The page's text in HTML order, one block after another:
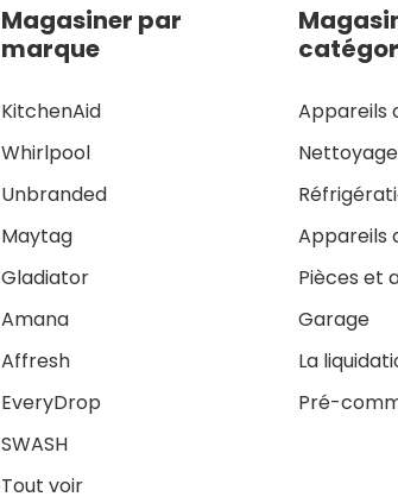
Magasiner par
marque
KitchenAid
Whirlpool
Unbranded
Maytag
Gladiator
Amana
Affresh
EveryDrop
SWASH
Tout voir
Appareils
Nettoyage
Appareils
Pièces et
Garage
La
Pré-